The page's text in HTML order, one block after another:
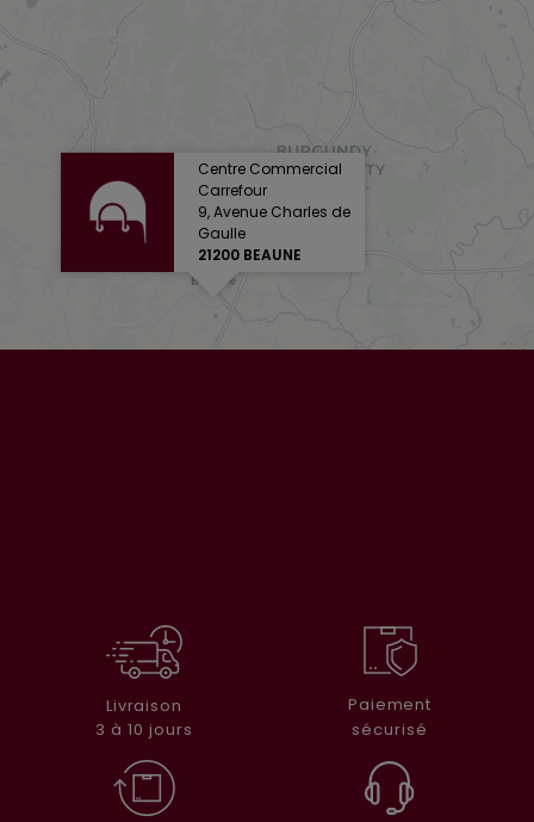
Centre Commercial
Carrefour
9, Avenue Charles de
Gaulle
21200 BEAUNE
Livraison
3 à 10 jours
Paiement
sécurisé